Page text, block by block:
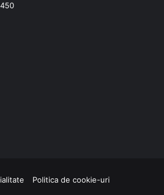
Politica de cookie-uri